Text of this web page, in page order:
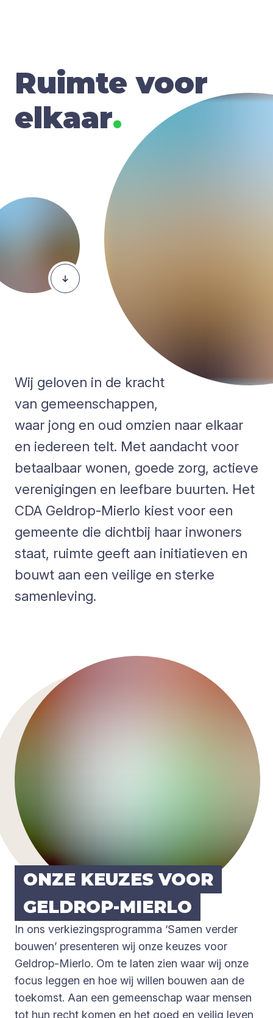
Ruimte voor
elkaar.
Wij geloven in de kracht
van gemeenschappen,
waar jong en oud omzien naar elkaar
en iedereen telt. Met aandacht voor
betaalbaar wonen, goede zorg, actieve
verenigingen en leefbare buurten. Het
CDA Geldrop-Mierlo kiest voor een
gemeente die dichtbij haar inwoners
staat, ruimte geeft aan initiatieven en
bouwt aan een veilige en sterke
samenleving.
ONZE KEU­ZES VOOR
GEL­DROP-MIER­LO
In ons verkiezingsprogramma ‘Samen verder
bouwen’ presenteren wij onze keuzes voor
Geldrop-Mierlo. Om te laten zien waar wij onze
focus leggen en hoe wij willen bouwen aan de
toekomst. Aan een gemeenschap waar mensen
tot hun recht komen en het goed en veilig leven